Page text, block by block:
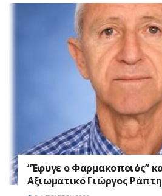
“Έφυγε ο Φαρμακοποιός”
Αξιωματικό Γιώργος